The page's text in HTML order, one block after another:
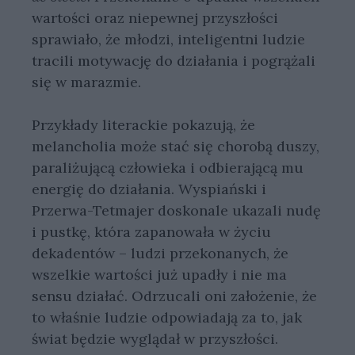
wartości oraz niepewnej przyszłości
sprawiało, że młodzi, inteligentni ludzie
tracili motywację do działania i pogrążali
się w marazmie.
Przykłady literackie pokazują, że
melancholia może stać się chorobą duszy,
paraliżującą człowieka i odbierającą mu
energię do działania. Wyspiański i
Przerwa-Tetmajer doskonale ukazali nudę
i pustkę, która zapanowała w życiu
dekadentów – ludzi przekonanych, że
wszelkie wartości już upadły i nie ma
sensu działać. Odrzucali oni założenie, że
to właśnie ludzie odpowiadają za to, jak
świat będzie wyglądał w przyszłości.